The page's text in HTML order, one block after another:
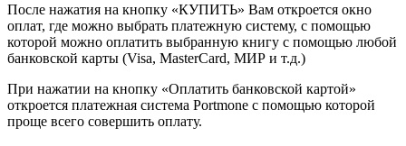
После нажатия на кнопку «КУПИТЬ» Вам откроется окно
оплат, где можно выбрать платежную систему, с помощью
которой можно оплатить выбранную книгу с помощью любой
банковской карты (Visa, MasterCard, МИР и т.д.)
При нажатии на кнопку «Оплатить банковской картой»
откроется платежная система Portmone с помощью которой
проще всего совершить оплату.